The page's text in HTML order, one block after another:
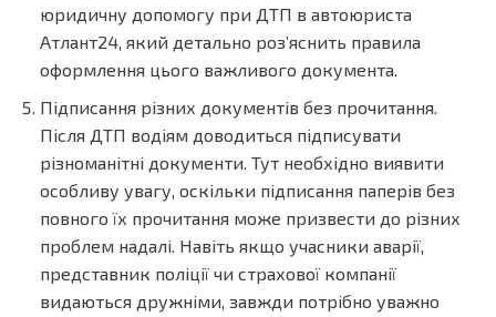
юридичну допомогу при ДТП в автоюриста
Атлант24, який детально роз’яснить правила
оформлення цього важливого документа.
Підписання різних документів без прочитання.
Після ДТП водіям доводиться підписувати
різноманітні документи. Тут необхідно виявити
особливу увагу, оскільки підписання паперів без
повного їх прочитання може призвести до різних
проблем надалі. Навіть якщо учасники аварії,
представник поліції чи страхової компанії
видаються дружніми, завжди потрібно уважно